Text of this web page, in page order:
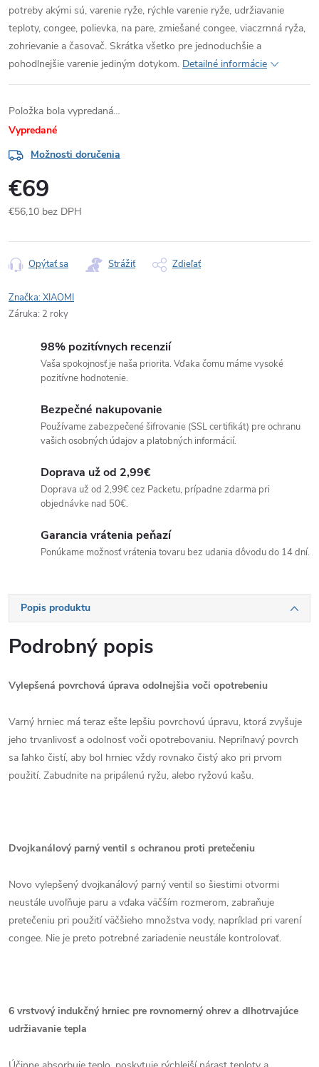
potreby akými sú, varenie ryže, rýchle varenie ryže, udržiavanie
teploty, congee, polievka, na pare, zmiešané congee, viaczrnná ryža,
zohrievanie a časovač. Skrátka všetko pre jednoduchšie a
pohodlnejšie varenie jediným dotykom. Detailné informácie
Položka bola vypredaná…
Vypredané
Možnosti doručenia
€69
€56,10 bez DPH
cena:
Opýtať sa Strážiť Zdieľať
Značka:XIAOMI
Záruka: 2 roky
98% pozitívnych recenzií
Vaša spokojnosť je naša priorita. Vďaka čomu máme vysoké
pozitívne hodnotenie.
Bezpečné nakupovanie
Používame zabezpečené šifrovanie (SSL certifikát) pre ochranu
vašich osobných údajov a platobných informácií.
Doprava už od 2,99€
Doprava už od 2,99€ cez Packetu, prípadne zdarma pri
objednávke nad 50€.
Garancia vrátenia peňazí
Ponúkame možnosť vrátenia tovaru bez udania dôvodu do 14 dní.
Popis produktu
Podrobný popis
Vylepšená povrchová úprava odolnejšia voči opotrebeniu
Varný hrniec má teraz ešte lepšiu povrchovú úpravu, ktorá zvyšuje
jeho trvanlivosť a odolnosť voči opotrebovaniu. Nepriľnavý povrch
sa ľahko čistí, aby bol hrniec vždy rovnako čistý ako pri prvom
použití. Zabudnite na pripálenú ryžu, alebo ryžovú kašu.
Dvojkanálový parný ventil s ochranou proti pretečeniu
Novo vylepšený dvojkanálový parný ventil so šiestimi otvormi
neustále uvoľňuje paru a vďaka väčším rozmerom, zabraňuje
pretečeniu pri použití väčšieho množstva vody, napríklad pri varení
congee. Nie je preto potrebné zariadenie neustále kontrolovať.
6 vrstvový indukčný hrniec pre rovnomerný ohrev a dlhotrvajúce
udržiavanie tepla